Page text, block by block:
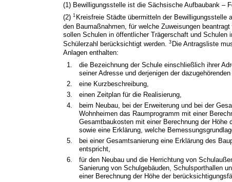
(1) Bewilligungsstelle ist die Sächsische Aufbaubank –
(2)1 Kreisfreie Städte übermitteln der Bewilligungsstelle
den Baumaßnahmen, für welche Zuweisungen
sollen Schulen in öffentlicher Trägerschaft und Schulen
Schülerzahl berücksichtigt werden.3 Die Antragsliste
Anlagen enthalten:
1.
die Bezeichnung der Schule einschließlich ihrer
seiner Adresse und derjenigen der dazugehörenden
2.
eine Kurzbeschreibung,
3.
einen Zeitplan für die Realisierung,
4.
beim Neubau, bei der Erweiterung und bei der
Wohnheimen das Raumprogramm mit einer
Gesamtbaukosten mit einer Berechnung der
sowie eine Erklärung, welche
5.
bei einer Gesamtsanierung eine Erklärung des
entspricht,
6.
für den Neubau und die Herrichtung von
Sanierung von Schulgebäuden, Schulsporthallen
einer Berechnung der Höhe der